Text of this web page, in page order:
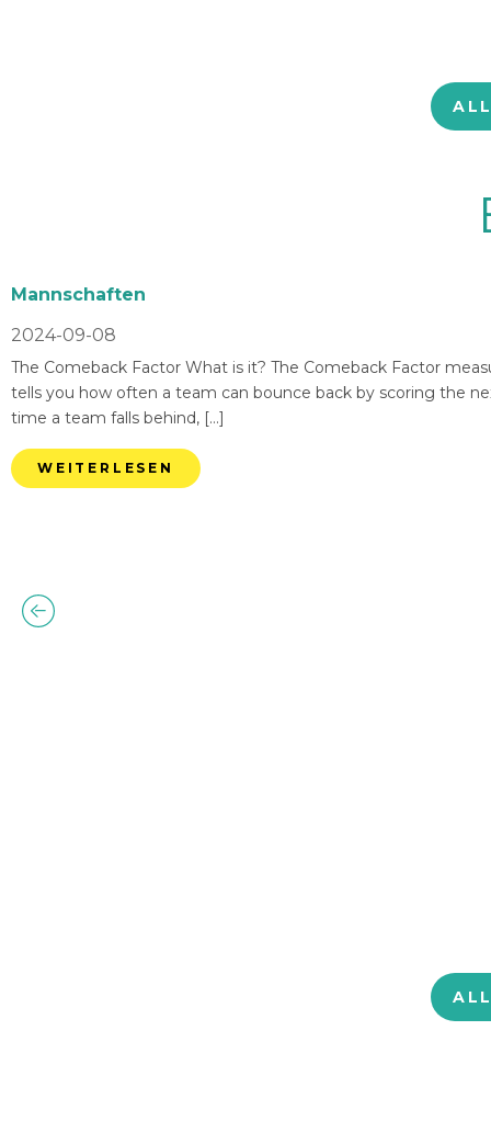
Mannschaften
2024-09-08
The Comeback Factor What is it? The Comeback Factor
tells you how often a team can bounce back by scoring the
time a team falls behind, […]
WEITERLESEN